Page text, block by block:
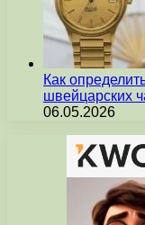
Как
швейцарских
06.05.2026